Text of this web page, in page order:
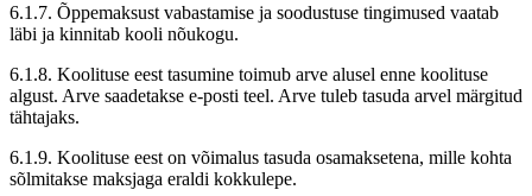
6.1.7. Õppemaksust vabastamise ja soodustuse tingimused vaatab
läbi ja kinnitab kooli nõukogu.
6.1.8. Koolituse eest tasumine toimub arve alusel enne koolituse
algust. Arve saadetakse e-posti teel. Arve tuleb tasuda arvel märgitud
tähtajaks.
6.1.9. Koolituse eest on võimalus tasuda osamaksetena, mille kohta
sõlmitakse maksjaga eraldi kokkulepe.